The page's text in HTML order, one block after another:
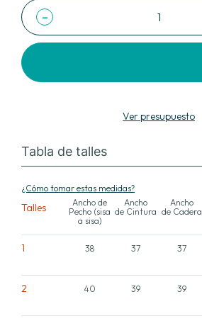
-
Ver presupuesto
Tabla de talles
¿Cómo tomar estas medidas?
Talles
Ancho de
Pecho (sisa
a sisa)
Ancho
de Cintura
Ancho
de Cadera
1 38 37 37
2 40 39 39